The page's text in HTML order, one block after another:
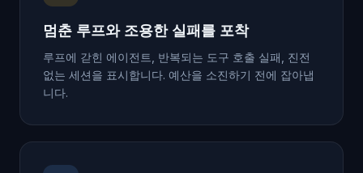
멈춘 루프와 조용한 실패를 포착
루프에 갇힌 에이전트, 반복되는 도구 호출 실패, 진전
없는 세션을 표시합니다. 예산을 소진하기 전에 잡아냅
니다.